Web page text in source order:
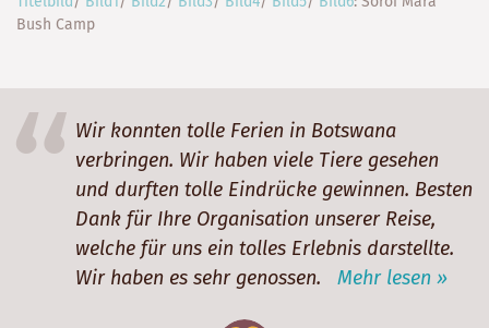
Bush Camp
Wir konnten tolle Ferien in Botswana
verbringen. Wir haben viele Tiere gesehen
und durften tolle Eindrücke gewinnen. Besten
Dank für Ihre Organisation unserer Reise,
welche für uns ein tolles Erlebnis darstellte.
Wir haben es sehr genossen. Mehr lesen »